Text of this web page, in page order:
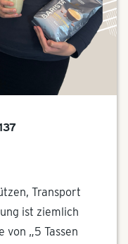
Transport
ist ziemlich
von „5 Tassen